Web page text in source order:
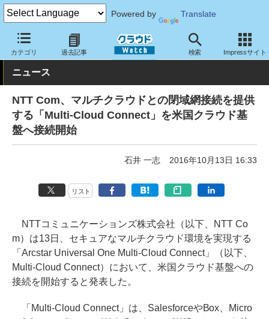
Powered by Translate
カテゴリ 過去記事 検索 Impressサイト
クラウド Watch ネットワーク 通信インフラ
ニュース
NTT Com、マルチクラウドとの閉域網接続を提供
する「Multi-Cloud Connect」を米国クラウド基
盤へ接続開始
石井 一志 2016年10月13日 16:33
リスト
NTTコミュニケーションズ株式会社（以下、NTT Co
m）は13日、セキュアなマルチクラウド環境を実現する
「Arcstar Universal One Multi-Cloud Connect」（以下、
Multi-Cloud Connect）において、米国クラウド基盤への
接続を開始すると発表した。
「Multi-Cloud Connect」は、SalesforceやBox、Micro